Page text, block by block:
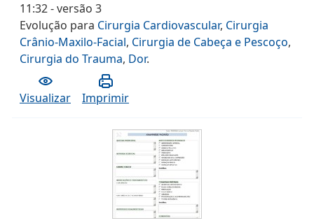
11:32- versão 3
Evolução para Cirurgia Cardiovascular, Cirurgia
Crânio-Maxilo-Facial, Cirurgia de Cabeça e Pescoço,
Cirurgia do Trauma, Dor.
Visualizar Imprimir